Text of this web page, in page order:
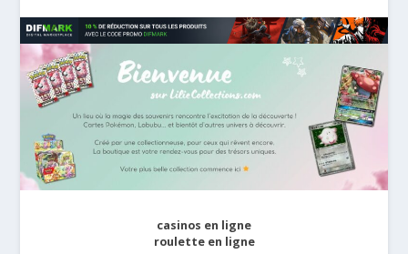
casinos en ligne
roulette en ligne